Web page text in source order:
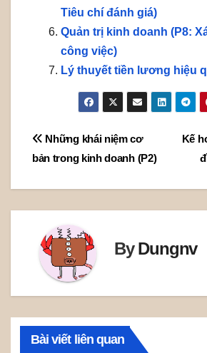
Tiêu chí đánh giá)
Quản trị kinh doanh (P8:
công việc)
Lý thuyết tiền lương hiệu
Post
navigation
Kế
Những khái niệm cơ
bản trong kinh doanh (P2)
ByDungnv
Bài viết liên quan